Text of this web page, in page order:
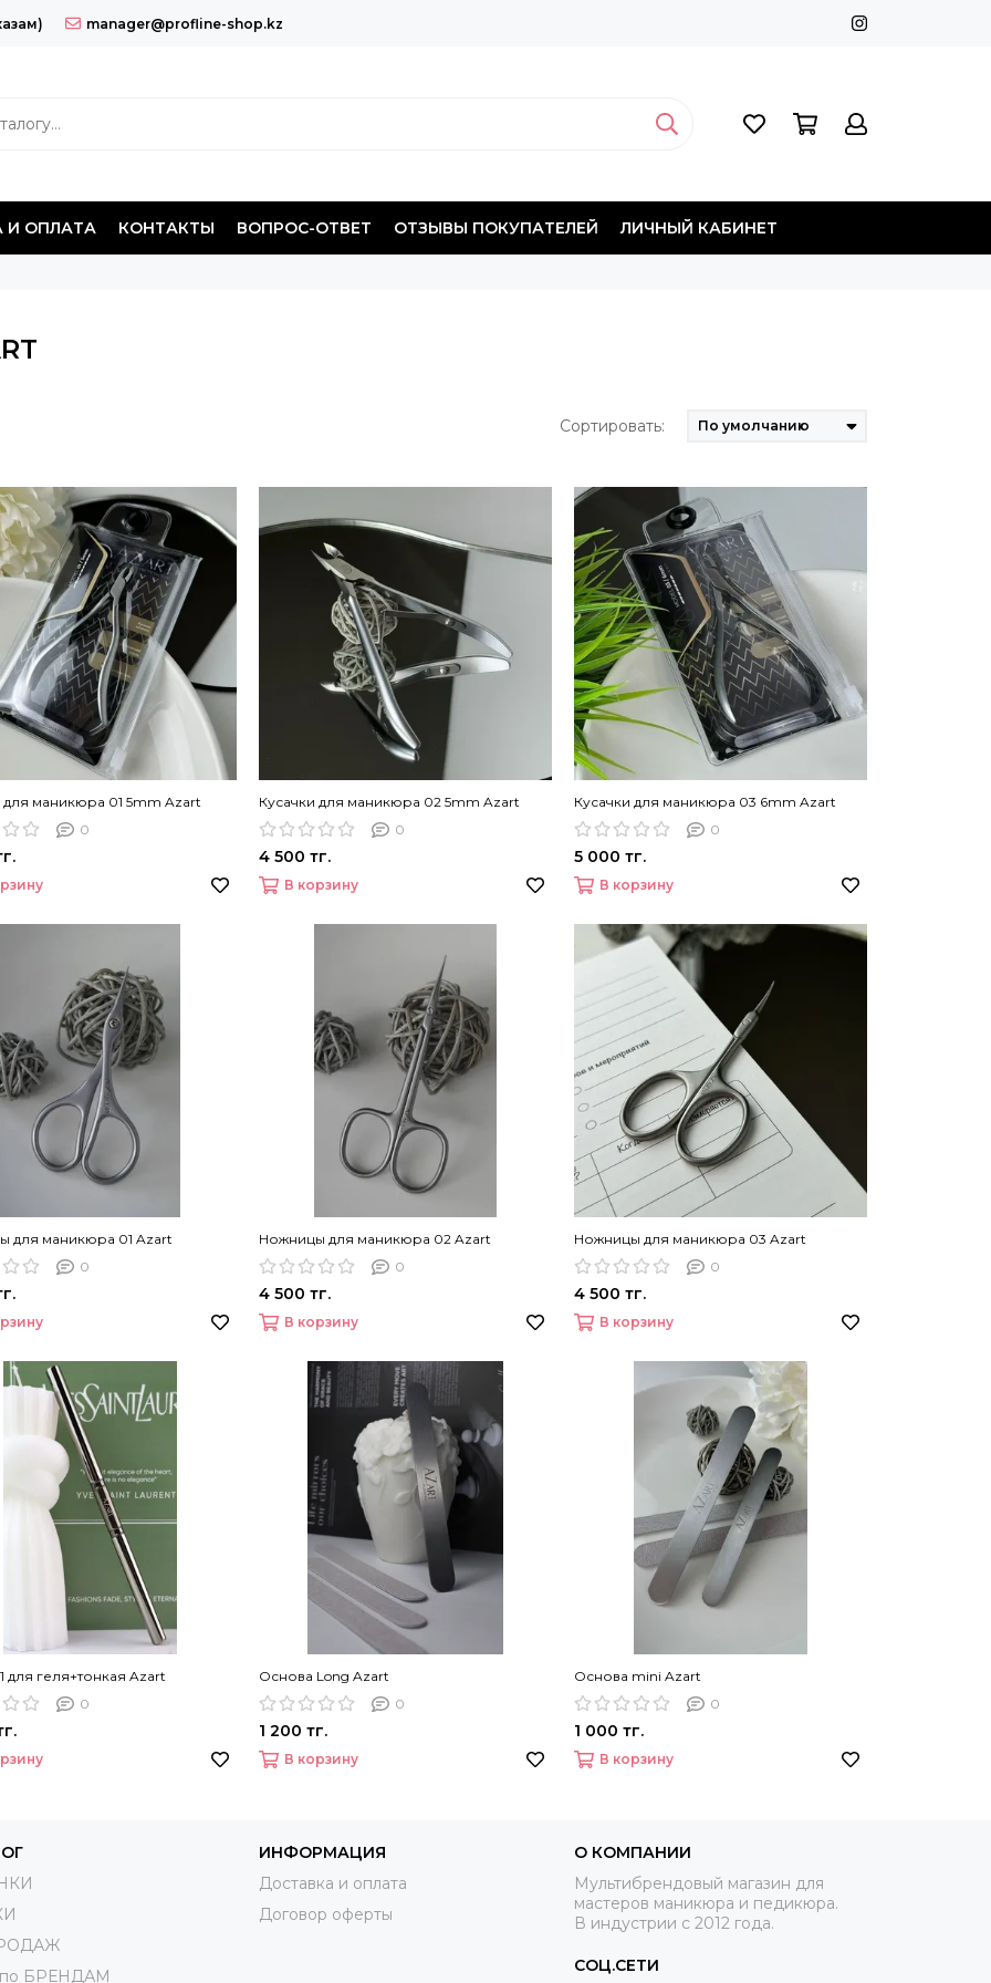
manager@profline-shop.kz
И ОПЛАТА КОНТАКТЫ ВОПРОС-ОТВЕТ ОТЗЫВЫ ПОКУПАТЕЛЕЙ ЛИЧНЫЙ КАБИНЕТ
Сортировать:
для маникюра 01 5mm Azart
0
Кусачки для маникюра 02 5mm Azart
0
4 500 тг.
В корзину
Кусачки для маникюра 03 6mm Azart
0
5 000 тг.
В корзину
для маникюра 01 Azart
0
Ножницы для маникюра 02 Azart
0
4 500 тг.
В корзину
Ножницы для маникюра 03 Azart
0
4 500 тг.
В корзину
для геля+тонкая Azart
0
Основа Long Azart
0
1 200 тг.
В корзину
Основа mini Azart
0
1 000 тг.
В корзину
по БРЕНДАМ
ИНФОРМАЦИЯ
Доставка и оплата
Договор оферты
О КОМПАНИИ
Мультибрендовый магазин для
мастеров маникюра и педикюра.
В индустрии с 2012 года.
СОЦ.СЕТИ